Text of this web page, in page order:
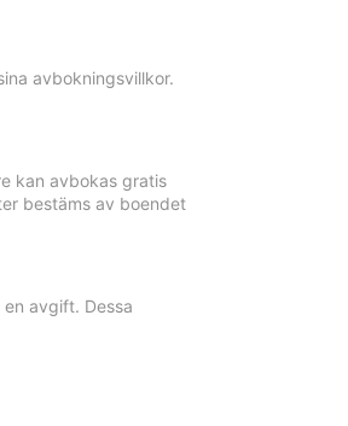
avbokningsvillkor.
kan avbokas gratis
bestäms av boendet
avgift. Dessa